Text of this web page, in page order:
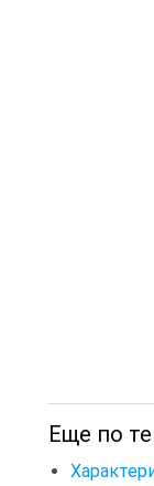
Еще по